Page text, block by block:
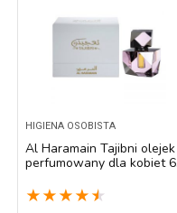
HIGIENA OSOBISTA
Al Haramain Tajibni olejek
perfumowany dla kobiet 6
★ ★ ★ ★ ★